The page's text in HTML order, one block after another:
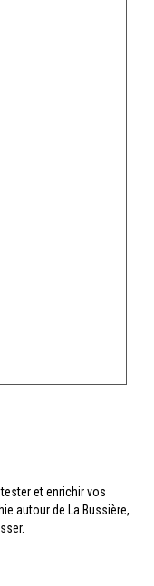
et enrichir vos
autour de La Bussière,